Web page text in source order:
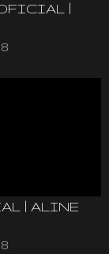
|
| ALINE